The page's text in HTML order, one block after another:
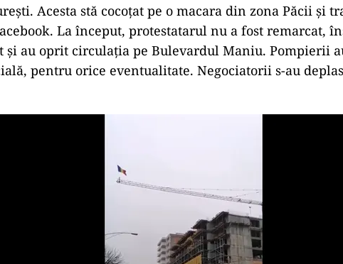
Acesta stă cocoțat pe o macara din zona Păcii și
La început, protestatarul nu a fost remarcat,
și au oprit circulația pe Bulevardul Maniu. Pompierii
pentru orice eventualitate. Negociatorii s-au